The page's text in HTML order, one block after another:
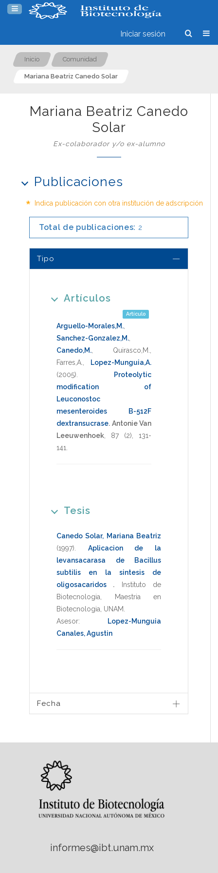
Iniciar sesión
Inicio Comunidad
Mariana Beatriz Canedo Solar
Mariana Beatriz Canedo
Solar
Ex-colaborador y/o ex-alumno
Publicaciones
* Indica publicación con otra institución de adscripción
Total de publicaciones: 2
Tipo
Artículos
Artículo
Arguello-Morales,M.
Sanchez-Gonzalez,M.
Canedo,M.
Quirasco,M.
Farres,A.
Lopez-Munguia,A.
(2005)
Proteolytic
modification of
Leuconostoc
mesenteroides B-512F
dextransucrase. Antonie Van
Leeuwenhoek
87 (2), 131-
141
Tesis
Canedo Solar, Mariana Beatriz
(1997)
Aplicacion de la
levansacarasa de Bacillus
subtilis en la sintesis de
oligosacaridos .
Instituto de
Biotecnologia
Maestria en
Biotecnologia UNAM
Asesor: Lopez-Munguia
Canales, Agustin
Fecha
informes@ibt.unam.mx